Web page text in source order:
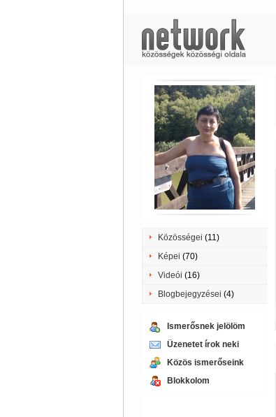
Közösségei (11)
Képei (70)
Videói (16)
Blogbejegyzései (4)
Ismerősnek jelölöm
Üzenetet írok neki
Közös ismerőseink
Blokkolom